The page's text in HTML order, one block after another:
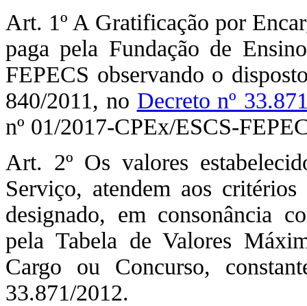
Art. 1º A Gratificação por
paga pela Fundação de
FEPECS observando o
840/2011, no Decreto nº
nº 01/2017-CPEx/ESCS-
Art. 2º Os valores
Serviço, atendem aos
designado, em consonância
pela Tabela de Valores
Cargo ou Concurso,
33.871/2012.